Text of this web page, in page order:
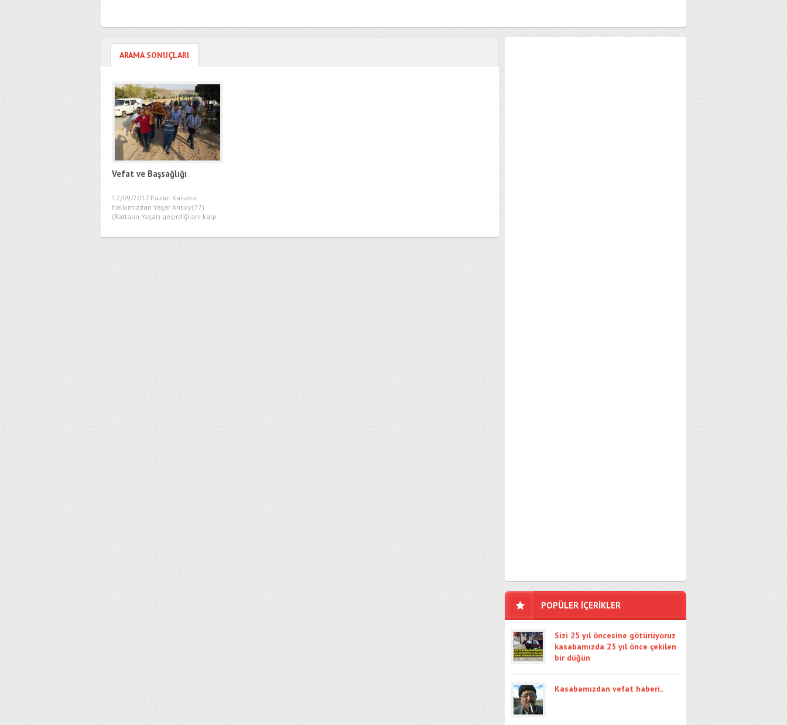
ARAMA SONUÇLARI
Vefat ve Başsağlığı
17/09/2017 Pazar: Kasaba
halkımızdan Yaşar Arısoy(77)
(Battalın Yaşar) geçirdiği ani kalp
POPÜLER İÇERİKLER
Sizi 25 yıl öncesine götürüyoruz
kasabamızda 25 yıl önce çekilen
bir düğün
Kasabamızdan vefat haberi..